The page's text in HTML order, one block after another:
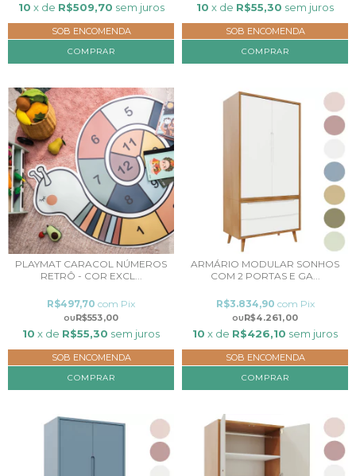
10 x de R$509,70 sem juros
SOB ENCOMENDA
COMPRAR
10 x de R$55,30 sem juros
SOB ENCOMENDA
COMPRAR
PLAYMAT CARACOL NÚMEROS
RETRÔ - COR EXCL...
R$553,00
R$497,70 com Pix
10 x de R$55,30 sem juros
SOB ENCOMENDA
COMPRAR
ARMÁRIO MODULAR SONHOS
COM 2 PORTAS E GA...
R$4.261,00
R$3.834,90 com Pix
10 x de R$426,10 sem juros
SOB ENCOMENDA
COMPRAR